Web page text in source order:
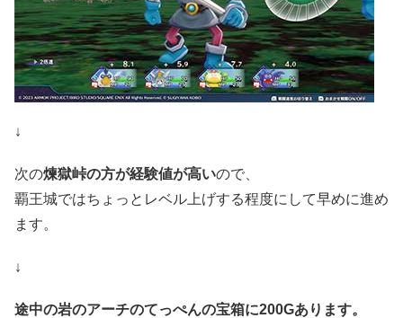
↓
次の煉獄峠の方が経験値が高いので、
覇王城ではちょっとレベル上げする程度にして早めに進め
ます。
↓
途中の岩のアーチのてっぺんの宝箱に200Gあります。